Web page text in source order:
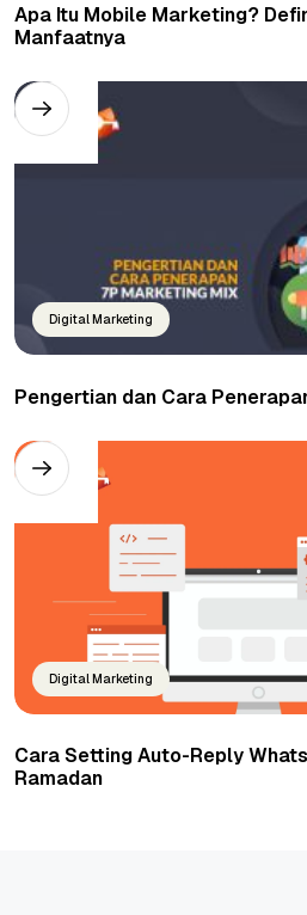
Apa Itu Mobile Marketing?
Manfaatnya
Digital Marketing
Pengertian dan Cara
Digital Marketing
Cara Setting Auto-Reply
Ramadan